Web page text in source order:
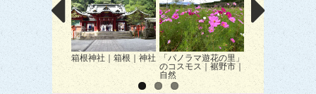
箱根神社｜箱根｜神社 「パノラマ遊花の里」
のコスモス｜裾野市｜
自然
芦ノ湖東岸散策|
｜自然